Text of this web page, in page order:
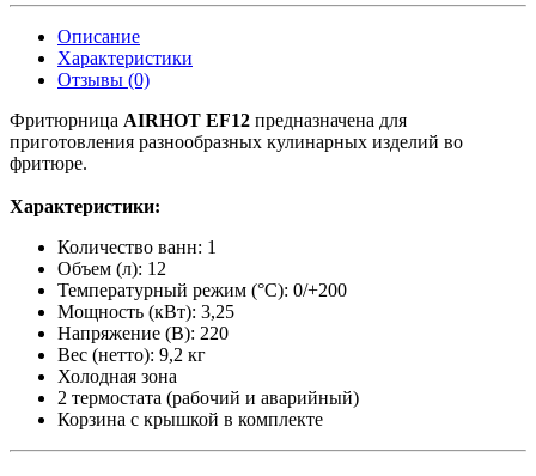
Описание
Характеристики
Отзывы (0)
Фритюрница AIRHOT EF12 предназначена для
приготовления разнообразных кулинарных изделий во
фритюре.
Характеристики:
Количество ванн: 1
Объем (л): 12
Температурный режим (°С): 0/+200
Мощность (кВт): 3,25
Напряжение (В): 220
Вес (нетто): 9,2 кг
Холодная зона
2 термостата (рабочий и аварийный)
Корзина с крышкой в комплекте